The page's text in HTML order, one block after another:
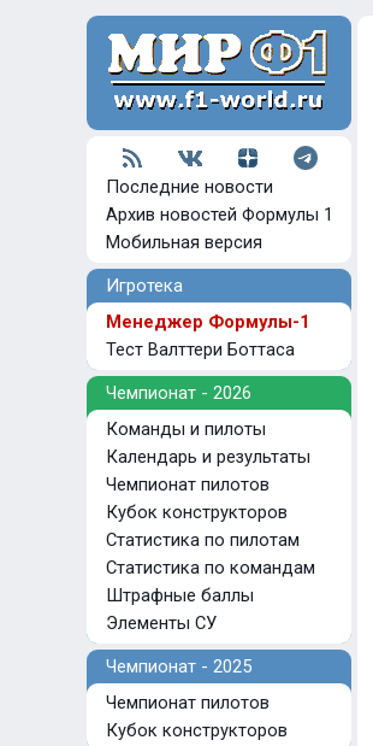
Последние новости
Архив новостей Формулы 1
Мобильная версия
Игротека
Менеджер Формулы-1
Тест Валттери Боттаса
Чемпионат - 2026
Команды и пилоты
Календарь и результаты
Чемпионат пилотов
Кубок конструкторов
Статистика по пилотам
Статистика по командам
Штрафные баллы
Элементы СУ
Чемпионат - 2025
Чемпионат пилотов
Кубок конструкторов